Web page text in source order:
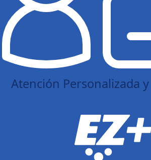
Atención Personalizada